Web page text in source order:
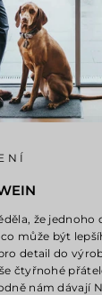
že
může být
detail do
čtyřnohé
nám dávají